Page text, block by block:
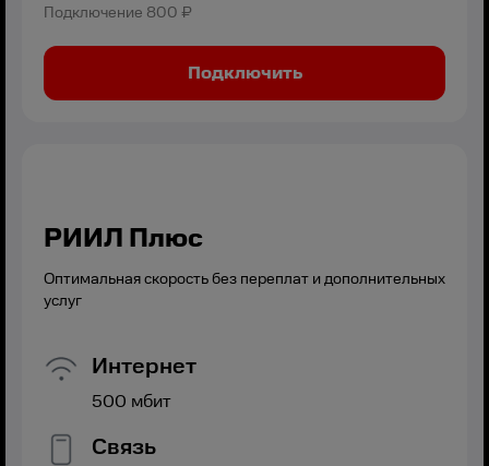
Подключение 800 ₽
Подключить
РИИЛ Плюс
Оптимальная скорость без переплат и дополнительных
услуг
Интернет
500 мбит
Связь